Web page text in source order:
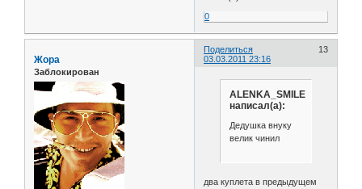
0
Поделиться
13
03.03.2011 23:16
Жора
Заблокирован
ALENKA_SMILE
написал(а):
Дедушка внуку
велик чинил
два куплета в предыдущем